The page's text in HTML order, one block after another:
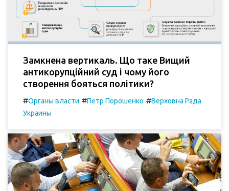
Замкнена вертикаль. Що таке Вищий
антикорупційний суд і чому його
створення бояться політики?
#Органы власти #Петр Порошенко #Верховна Рада
Украины